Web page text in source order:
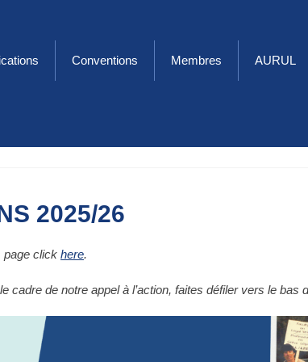
Conventions Membres AURUL
2025/26
page click here.
cadre de notre appel à l’action, faites défiler vers le bas